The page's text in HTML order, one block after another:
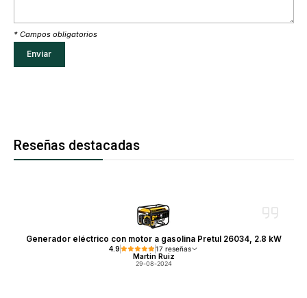
* Campos obligatorios
Reseñas destacadas
Generador eléctrico con motor a gasolina Pretul 26034, 2.8 kW
4.9 17 reseñas
Martin Ruiz
29-08-2024